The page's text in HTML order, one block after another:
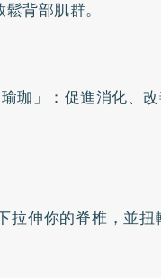
背部肌群。
珈」：促進消化、
伸你的脊椎，並扭